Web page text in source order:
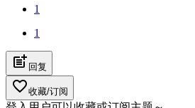
1
1
post_add 回复
favorite_border收藏/订阅